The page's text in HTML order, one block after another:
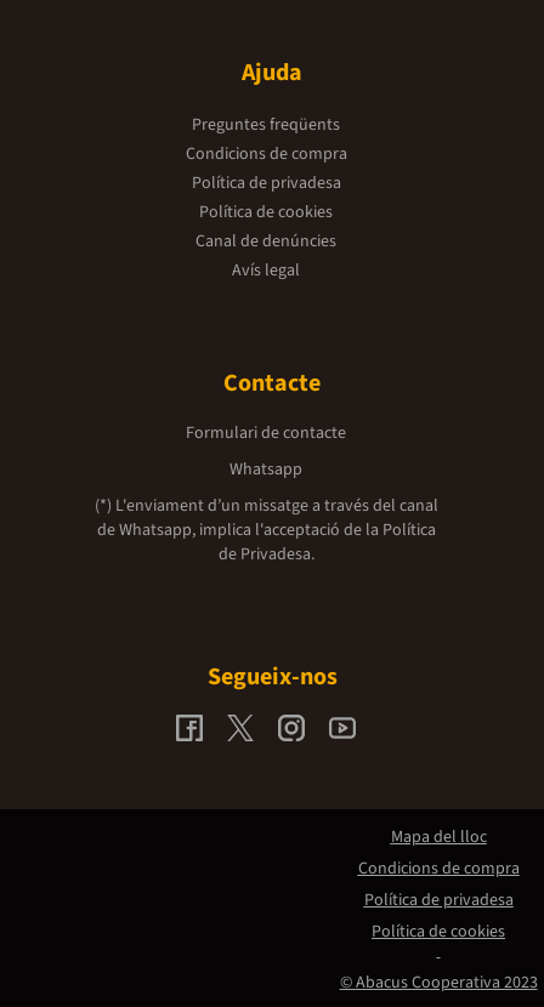
Ajuda
Preguntes freqüents
Condicions de compra
Política de privadesa
Política de cookies
Canal de denúncies
Avís legal
Contacte
Formulari de contacte
Whatsapp
(*) L'enviament d’un missatge a través del canal
de Whatsapp, implica l'acceptació de la Política
de Privadesa.
Segueix-nos
© Abacus Cooperativa 2023
Mapa del lloc
Condicions de compra
Política de privadesa
Política de cookies